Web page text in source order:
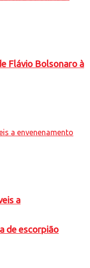
Flávio Bolsonaro à
a
de escorpião